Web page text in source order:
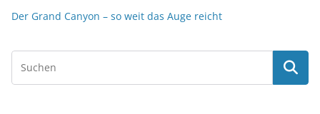
Der Grand Canyon – so weit das Auge reicht